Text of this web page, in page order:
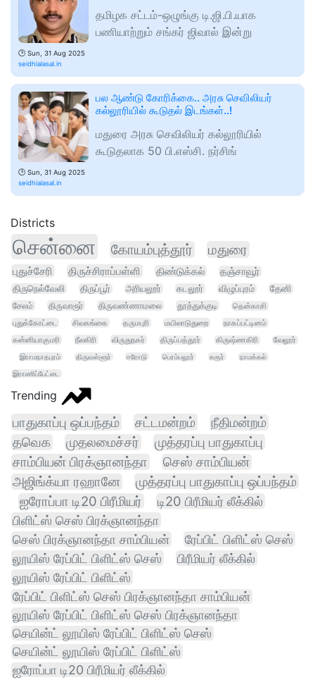
🕑 Sun, 31 Aug 2025
seidhialasal.in
தமிழக சட்டம்-ஒழுங்கு டி.ஜி.பி.யாக
பணியாற்றும் சங்கர் ஜிவால் இன்று
🕑 Sun, 31 Aug 2025
seidhialasal.in
பல ஆண்டு கோரிக்கை.. அரசு செவிலியர்
கல்லூரியில் கூடுதல் இடங்கள்..!
மதுரை அரசு செவிலியர் கல்லூரியில்
கூடுதலாக 50 பி.எஸ்சி. நர்சிங்
Districts
சென்னை கோயம்புத்தூர் மதுரை
புதுச்சேரி திருச்சிராப்பள்ளி திண்டுக்கல் தஞ்சாவூர்
திருநெல்வேலி திருப்பூர் அரியலூர் கடலூர் விழுப்புரம்
தேனி
சேலம்
திருவாரூர் திருவண்ணாமலை தூத்துக்குடி
தென்காசி
புதுக்கோட்டை
சிவகங்கை தருமபுரி மயிலாடுதுறை
நாகப்பட்டினம்
கன்னியாகுமரி
நீலகிரி விருதுநகர் திருப்பத்தூர் கிருஷ்ணகிரி வேலூர்
இராமநாதபுரம் திருவள்ளூர் ஈரோடு பெரம்பலூர் கரூர்
நாமக்கல்
இராணிப்பேட்டை
Trending
பாதுகாப்பு ஒப்பந்தம் சட்டமன்றம்
நீதிமன்றம்
தவெக
முதலமைச்சர்
முத்தரப்பு பாதுகாப்பு
சாம்பியன் பிரக்ஞானந்தா
செஸ் சாம்பியன்
அஜிங்க்யா ரஹானே
முத்தரப்பு பாதுகாப்பு ஒப்பந்தம்
ஐரோப்பா டி20 பிரீமியர்
டி20 பிரீமியர் லீக்கில்
பிளிட்ஸ் செஸ் பிரக்ஞானந்தா
செஸ் பிரக்ஞானந்தா சாம்பியன்
ரேப்பிட் பிளிட்ஸ் செஸ்
லூயிஸ் ரேப்பிட் பிளிட்ஸ் செஸ்
பிரீமியர் லீக்கில்
லூயிஸ் ரேப்பிட் பிளிட்ஸ்
ரேப்பிட் பிளிட்ஸ் செஸ் பிரக்ஞானந்தா சாம்பியன்
லூயிஸ் ரேப்பிட் பிளிட்ஸ் செஸ் பிரக்ஞானந்தா
செயின்ட் லூயிஸ் ரேப்பிட் பிளிட்ஸ் செஸ்
செயின்ட் லூயிஸ் ரேப்பிட் பிளிட்ஸ்
ஐரோப்பா டி20 பிரீமியர் லீக்கில்